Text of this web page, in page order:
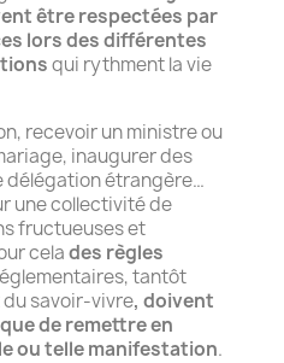
être respectées par
lors des différentes
qui rythment la vie
recevoir un ministre ou
inaugurer des
délégation étrangère…
une collectivité de
fructueuses et
celades règles
tantôt
savoir-vivre, doivent
de remettre en
ou telle manifestation.